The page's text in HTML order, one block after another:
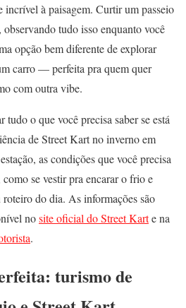
à paisagem. Curtir um passeio
tudo isso enquanto você
opção bem diferente de explorar
carro — perfeita pra quem quer
com outra vibe.
tudo o que você precisa saber se está
de Street Kart no inverno em
as condições que você precisa
se vestir pra encarar o frio e
do dia. As informações são
nosite oficial do Street Karte na
.
turismo de